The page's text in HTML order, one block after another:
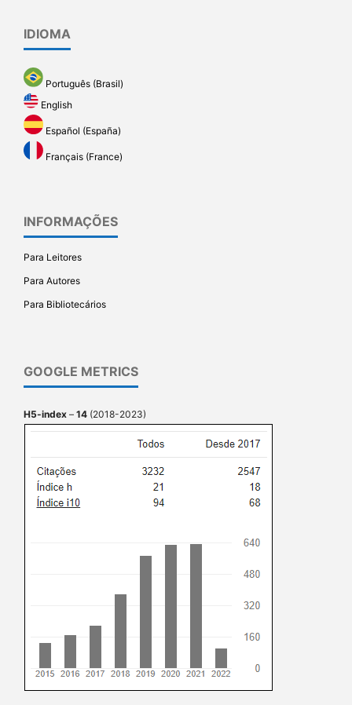
IDIOMA
Português (Brasil)
English
Español (España)
Français (France)
INFORMAÇÕES
Para Leitores
Para Autores
Para Bibliotecários
GOOGLE METRICS
H5-index – 14 (2018-2023)